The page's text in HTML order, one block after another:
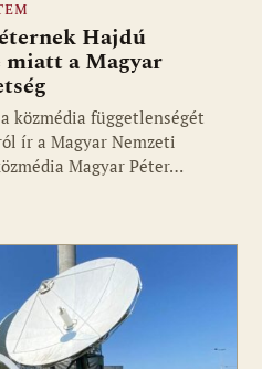
Hajdú
miatt a Magyar
közmédia függetlenségét
ír a Magyar Nemzeti
Magyar Péter…